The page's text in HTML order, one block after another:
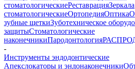
стоматологическиеРеставрацияЗеркала
стоматологическиеОртопедияОптика
зубные щеткиЗуботехническое
защитыСтоматологические
наконечникиПародонтология
-
Инструменты эндодонтические
Апекслокаторы и эндонаконечники